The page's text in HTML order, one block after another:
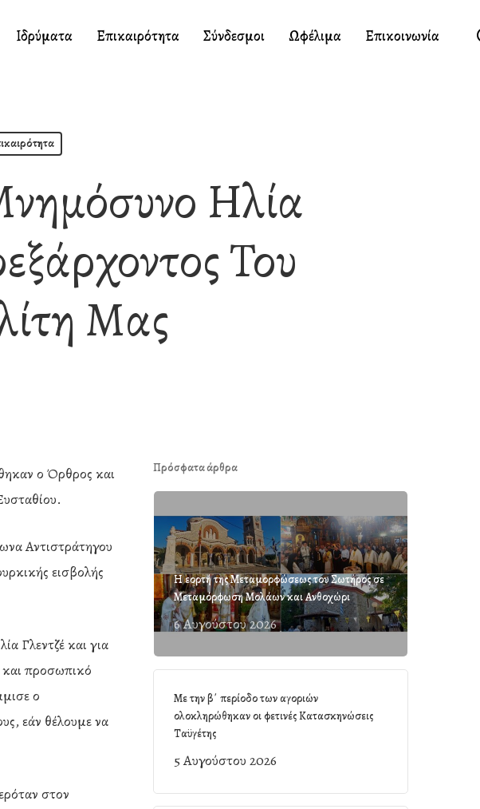
Ιδρύματα Επικαιρότητα Σύνδεσμοι Ωφέλιμα Επικοινωνία
Ηλία
Του
Μας
ο Όρθρος και
Αντιστράτηγου
εισβολής
Γλεντζέ και για
προσωπικό
ο
εάν θέλουμε να
στον
Πρόσφατα άρθρα
Η εορτή της Μεταμορφώσεως του Σωτήρος σε
Μεταμόρφωση Μολάων και Ανθοχώρι
6 Αυγούστου 2026
Με την β΄ περίοδο των αγοριών
ολοκληρώθηκαν οι φετινές Κατασκηνώσεις
Ταϋγέτης
5 Αυγούστου 2026